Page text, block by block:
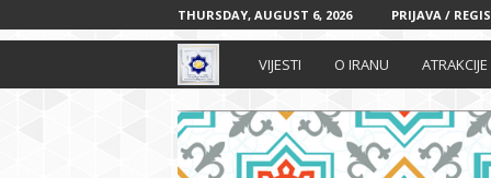
THURSDAY, AUGUST 6, 2026 PRIJAVA /
r
a
VIJESTI O IRANU ATRAKCIJE